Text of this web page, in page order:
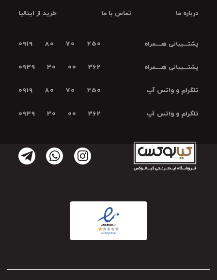
درباره ما تماس با ما خرید از ایتالیا
پشتـــیبانی هــــمراه 0919 80 70 250
پشتـــیبانی هــــمراه 0939 30 00 362
تلگرام و واتس آپ 0919 80 70 250
تلگرام و واتس آپ 0939 30 00 362